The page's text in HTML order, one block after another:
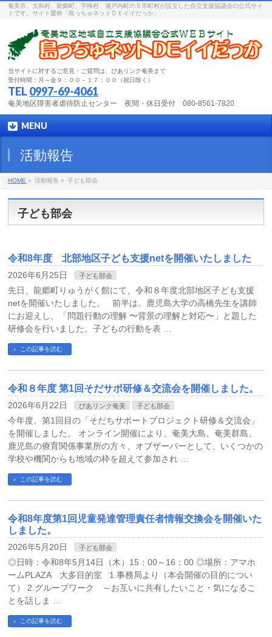
奄美市、大和村、龍郷町、宇検村、瀬戸内町の５市町村が設立した自立支援協議会の公式サイ
トです。サイト愛称「島っちゅネットＤＥイイだっか」
当サイトに対するご意見・ご質問は、ぴあリンク奄美まで
受付時間：月～金９：００－１７：００（祝日除く）
TEL 0997-69-4061
奄美地区障害者虐待防止センター 夜間・休日受付 080-8561-7820
MENU
活動報告
HOME » 活動報告 » 子ども部会
子ども部会
令和8年度 北部地区子ども支援netを開催いたしました
2026年6月25日 子ども部会
先日、龍郷町りゅうがく館にて、令和８年度北部地区子ども支援
netを開催いたしました。 前半は、鹿児島大学の高橋先生を講師
にお迎えし、「問題行動の理解 〜背景の理解と対応〜」と題した
研修会を行いました。子どもの行動を表 …
この記事を読む
令和８年度 第1回そだサポ研修＆交流会を開催しました。
2026年6月22日 ぴあリンク奄美 子ども部会
今年度、第1回目の「そだちサポートプロジェクト研修＆交流会」
を開催しました。 オンライン開催により、奄美大島、奄美群島、
鹿児島の療育関係事業所の方々、オブザーバーとして、いくつかの
学校や機関からも地域の枠を超えて参加され …
この記事を読む
令和8年度第1回児童発達管理責任者情報交換会を開催いた
しました。
2026年5月20日 子ども部会
◎日時：令和8年5月14日（木）15：00～16：00 ◎場所：アマホ
ームPLAZA 大多目的室 1.事務局より（本会開催の目的につい
て） 2.グループワーク ～お互いに共有したいこと・気になるこ
とを話しま …
この記事を読む